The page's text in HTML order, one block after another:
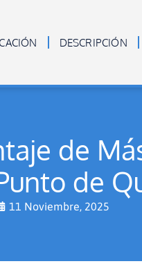
DESCRIPCIÓN
de
de
11 Noviembre, 2025